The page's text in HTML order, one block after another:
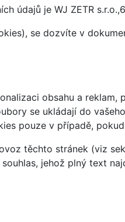
údajů je WJ ZETR
se dozvíte v
obsahu a
se ukládají do
pouze v případě,
těchto stránek (viz
jehož plný text